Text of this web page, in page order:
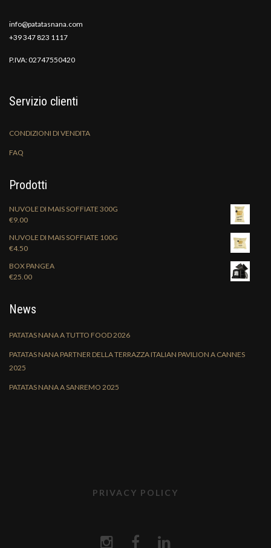
info@patatasnana.com
+39 347 823 1117
P.IVA: 02747550420
Servizio clienti
CONDIZIONI DI VENDITA
FAQ
Prodotti
NUVOLE DI MAIS SOFFIATE 300G
€9.00
NUVOLE DI MAIS SOFFIATE 100G
€4.50
BOX PANGEA
€25.00
News
PATATAS NANA A TUTTO FOOD 2026
PATATAS NANA PARTNER DELLA TERRAZZA ITALIAN PAVILION A CANNES
2025
PATATAS NANA A SANREMO 2025
PRIVACY POLICY